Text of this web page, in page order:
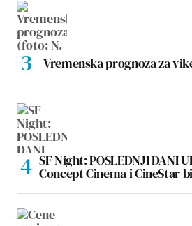
Vremenska prognoza za
SF Night: POSLEDNJI DANI
Concept Cinema i CineStar